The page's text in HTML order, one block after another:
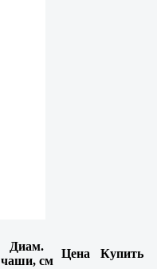
Диам.
чаши, см
Цена Купить